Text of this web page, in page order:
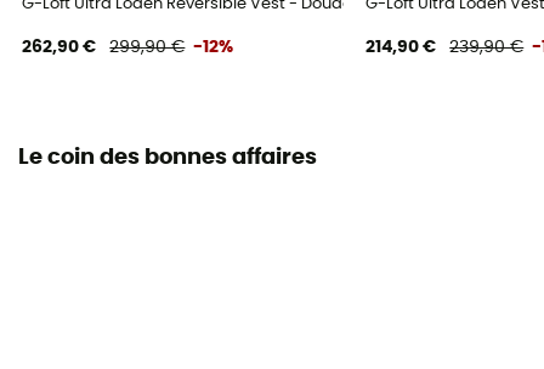
G-Loft Ultra Loden Reversible Vest - Doudoune sans manches
262,90 € 299,90 € -12%
G-Loft Ultra Loden
214,90 € 239,90 € -
Le coin des bonnes affaires